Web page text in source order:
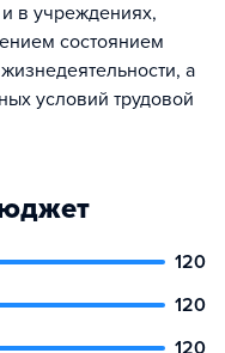
в учреждениях,
состоянием
а
условий трудовой
120
120
120